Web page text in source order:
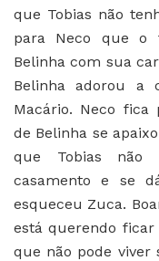
que Tobias não
para Neco que o
Belinha com sua
Belinha adorou a
Macário. Neco fica
de Belinha se
que Tobias não
casamento e se
esqueceu Zuca.
está querendo
que não pode viver